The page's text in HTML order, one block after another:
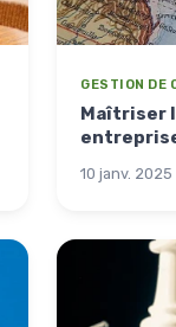
GESTION DE
Maîtriser
10 janv.